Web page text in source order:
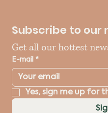
Subscribe to our
Get all our hottest
E-mail *
Yes, sign me up for